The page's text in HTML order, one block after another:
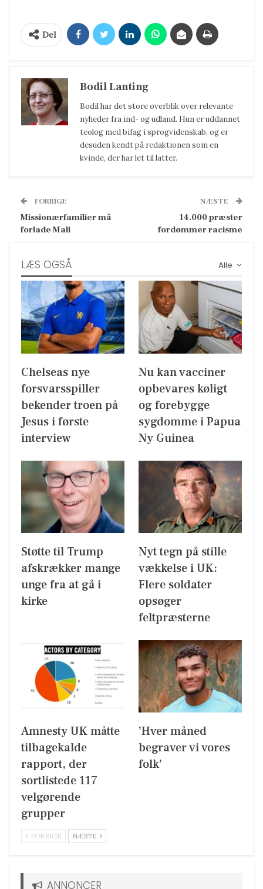
Del
Bodil Lanting
Bodil har det store overblik over relevante
nyheder fra ind- og udland. Hun er uddannet
teolog med bifag i sprogvidenskab, og er
desuden kendt på redaktionen som en
kvinde, der har let til latter.
FORRIGE
Missionærfamilier må
forlade Mali
NÆSTE
14.000 præster
fordømmer racisme
Alle
LÆS OGSÅ
Chelseas nye
forsvarsspiller
bekender troen på
Jesus i første
interview
Nu kan vacciner
opbevares køligt
og forebygge
sygdomme i Papua
Ny Guinea
Støtte til Trump
afskrækker mange
unge fra at gå i
kirke
Nyt tegn på stille
vækkelse i UK:
Flere soldater
opsøger
feltpræsterne
Amnesty UK måtte
tilbagekalde
rapport, der
sortlistede 117
velgørende
grupper
’Hver måned
begraver vi vores
folk’
FORRIGE NÆSTE
ANNONCER